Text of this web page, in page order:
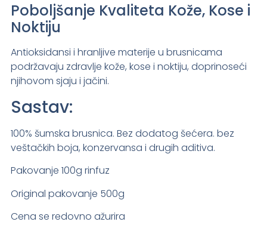
Poboljšanje Kvaliteta Kože, Kose i
Noktiju
Antioksidansi i hranljive materije u brusnicama
podržavaju zdravlje kože, kose i noktiju, doprinoseći
njihovom sjaju i jačini.
Sastav:
100% šumska brusnica. Bez dodatog šećera. bez
veštačkih boja, konzervansa i drugih aditiva.
Pakovanje 100g rinfuz
Original pakovanje 500g
Cena se redovno ažurira